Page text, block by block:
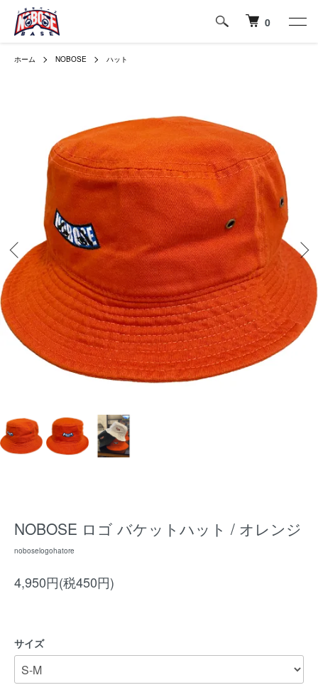
0
ホーム NOBOSE ハット
NOBOSE ロゴ バケットハット / オレンジ
noboselogohatore
4,950円(税450円)
サイズ